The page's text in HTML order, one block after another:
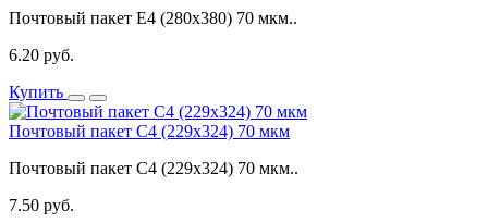
Почтовый пакет Е4 (280x380) 70 мкм..
6.20 руб.
Купить
Почтовый пакет C4 (229x324) 70 мкм
Почтовый пакет C4 (229x324) 70 мкм..
7.50 руб.